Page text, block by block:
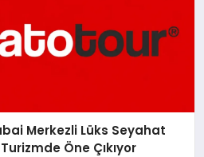
Merkezli Lüks Seyahat
Öne Çıkıyor